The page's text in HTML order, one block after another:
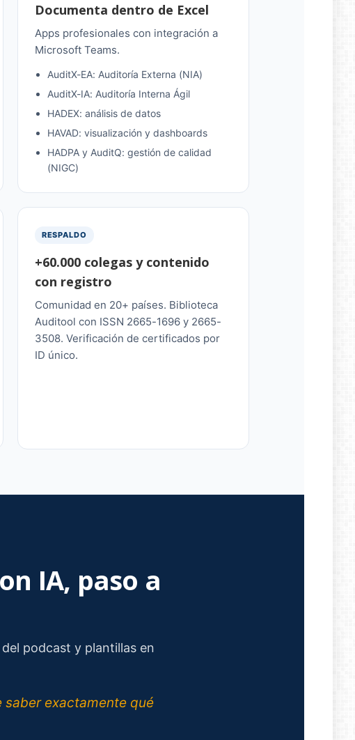
Documenta dentro de Excel
Apps profesionales con integración a
Microsoft Teams.
AuditX-EA: Auditoría Externa (NIA)
AuditX-IA: Auditoría Interna Ágil
HADEX: análisis de datos
HAVAD: visualización y dashboards
HADPA y AuditQ: gestión de calidad
(NIGC)
RESPALDO
+60.000 colegas y contenido
con registro
Comunidad en 20+ países. Biblioteca
Auditool con ISSN 2665-1696 y 2665-
3508. Verificación de certificados por
ID único.
IA, paso a
podcast y plantillas en
saber exactamente qué